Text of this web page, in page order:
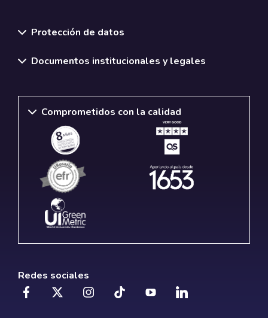
Protección de datos
Documentos institucionales y legales
Comprometidos con la calidad
Redes sociales